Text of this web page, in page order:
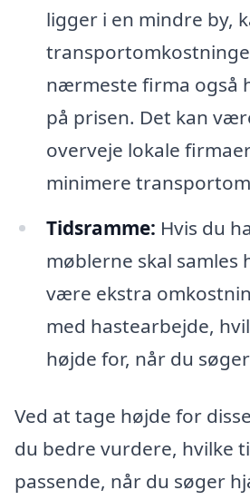
ligger i en mindre by,
nærmeste firma også
på prisen. Det kan
overveje lokale
minimere
Tidsramme: Hvis du
møblerne skal
være ekstra
med hastearbejde,
højde for, når du
Ved at tage højde for
du bedre vurdere, hvilke
passende, når du søger